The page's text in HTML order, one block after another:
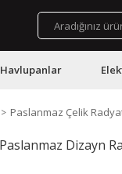
Havlupanlar
Paslanmaz Çelik